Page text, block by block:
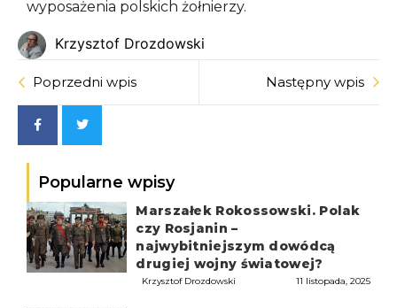
wyposażenia polskich żołnierzy.
Krzysztof Drozdowski
Poprzedni wpis Następny wpis
Popularne wpisy
Marszałek Rokossowski. Polak
czy Rosjanin –
najwybitniejszym dowódcą
drugiej wojny światowej?
Krzysztof Drozdowski 11 listopada, 2025